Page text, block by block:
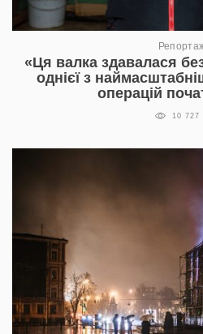
«Ця валка здавалася
однієї з
операцій
10 727